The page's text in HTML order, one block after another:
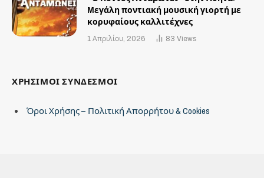
Mεγάλη ποντιακή μουσική γιορτή με
κορυφαίους καλλιτέχνες
1 Απριλίου, 2026 83 Views
ΧΡΗΣΙΜΟΙ ΣΥΝΔΕΣΜΟΙ
Όροι Χρήσης – Πολιτική Απορρήτου & Cookies